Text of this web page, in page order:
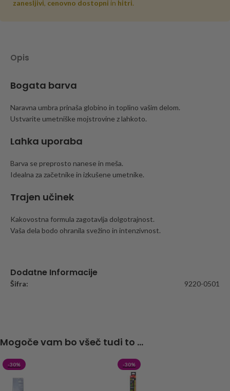
zanesljivi, cenovno dostopni in hitri.
Opis
Bogata barva
Naravna umbra prinaša globino in toplino vašim delom.
Ustvarite umetniške mojstrovine z lahkoto.
Lahka uporaba
Barva se preprosto nanese in meša.
Idealna za začetnike in izkušene umetnike.
Trajen učinek
Kakovostna formula zagotavlja dolgotrajnost.
Vaša dela bodo ohranila svežino in intenzivnost.
Dodatne Informacije
Šifra: 9220-0501
Mogoče vam bo všeč tudi to ...
-30% -30%